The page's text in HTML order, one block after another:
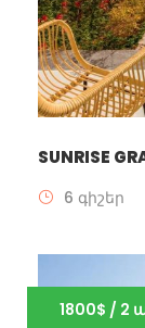
SUNRISE
6 գիշեր
1800$ / 2